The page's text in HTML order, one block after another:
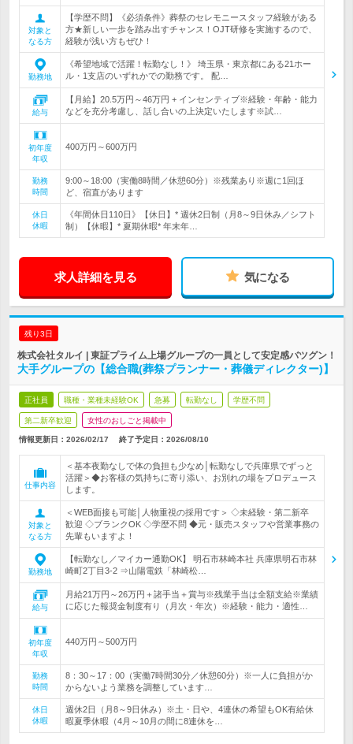
対象と
なる方
【学歴不問】《必須条件》葬祭のセレモニースタッフ経験がある
方★新しい一歩を踏み出すチャンス！OJT研修を実施するので、
経験が浅い方もぜひ！
勤務地
《希望地域で活躍！転勤なし！》 埼玉県・東京都にある21ホー
ル・1支店のいずれかでの勤務です。 配…
給与
【月給】20.5万円～46万円 + インセンティブ※経験・年齢・能力
などを充分考慮し、話し合いの上決定いたします※試…
初年度
年収
400万円～600万円
勤務
時間
9:00～18:00（実働8時間／休憩60分）※残業あり※週に1回ほ
ど、宿直があります
休日
休暇
《年間休日110日》【休日】* 週休2日制（月8～9日休み／シフト
制）【休暇】* 夏期休暇* 年末年…
求人詳細を見る 気になる
残り3日
株式会社タルイ | 東証プライム上場グループの一員として安定感バツグン！
大手グループの【総合職(葬祭プランナー・葬儀ディレクター)】
正社員 職種・業種未経験OK 急募 転勤なし 学歴不問
第二新卒歓迎 女性のおしごと掲載中
情報更新日：2026/02/17 終了予定日： 2026/08/10
仕事内容
＜基本夜勤なしで体の負担も少なめ│転勤なしで兵庫県でずっと
活躍＞◆お客様の気持ちに寄り添い、お別れの場をプロデュース
します。
対象と
なる方
＜WEB面接も可能│人物重視の採用です＞ ◇未経験・第二新卒
歓迎 ◇ブランクOK ◇学歴不問 ◆元・販売スタッフや営業事務の
先輩もいますよ！
勤務地
【転勤なし／マイカー通勤OK】 明石市林崎本社 兵庫県明石市林
崎町2丁目3-2 ⇒山陽電鉄「林崎松…
給与
月給21万円～26万円＋諸手当＋賞与※残業手当は全額支給※業績
に応じた報奨金制度有り（月次・年次）※経験・能力・適性…
初年度
年収
440万円～500万円
勤務
時間
8：30～17：00（実働7時間30分／休憩60分）※一人に負担がか
からないよう業務を調整しています…
休日
休暇
週休2日（月8～9日休み）※土・日や、4連休の希望もOK有給休
暇夏季休暇（4月～10月の間に8連休を…